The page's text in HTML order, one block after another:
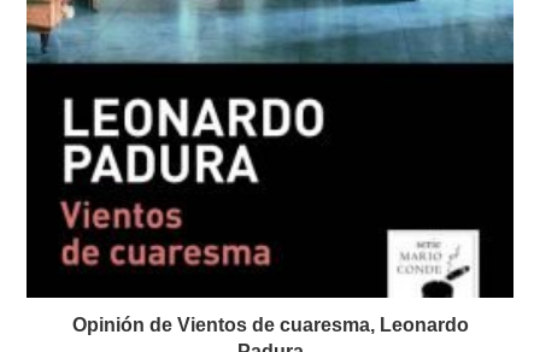
Opinión de Vientos de cuaresma, Leonardo